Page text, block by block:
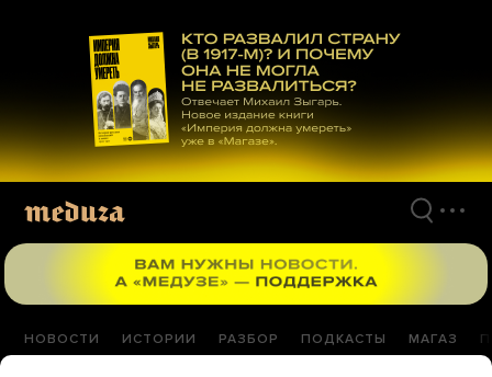
материалам
НОВОСТИ ИСТОРИИ РАЗБОР ПОДКАСТЫ МАГАЗ